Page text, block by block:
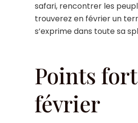
safari, rencontrer les
trouverez en février un
s’exprime dans toute sa
Points
février